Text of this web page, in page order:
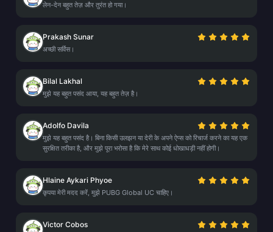
लेन-देन बहुत तेज़ और तुरंत हो गया।
Prakash Sunar
अच्छी सर्विस।
Bilal Lakhal
मुझे यह बहुत पसंद आया, यह बहुत तेज़ है।
Adolfo Davila
मुझे यह बहुत पसंद है। बिना किसी उलझन या देरी के अपने ऐप्स को रिचार्ज करने का यह एक
सुरक्षित तरीका है, और मुझे पूरा भरोसा है कि मेरे साथ कोई धोखाधड़ी नहीं होगी।
Hlaine Aykari Phyoe
कृपया मेरी मदद करें, मुझे PUBG Global UC चाहिए।
Victor Cobos